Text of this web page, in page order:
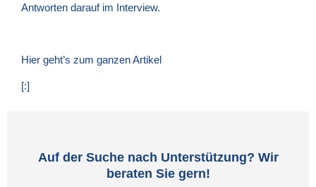
Antworten darauf im Interview.
Hier geht’s zum ganzen Artikel
[:]
Auf der Suche nach Unterstützung? Wir
beraten Sie gern!